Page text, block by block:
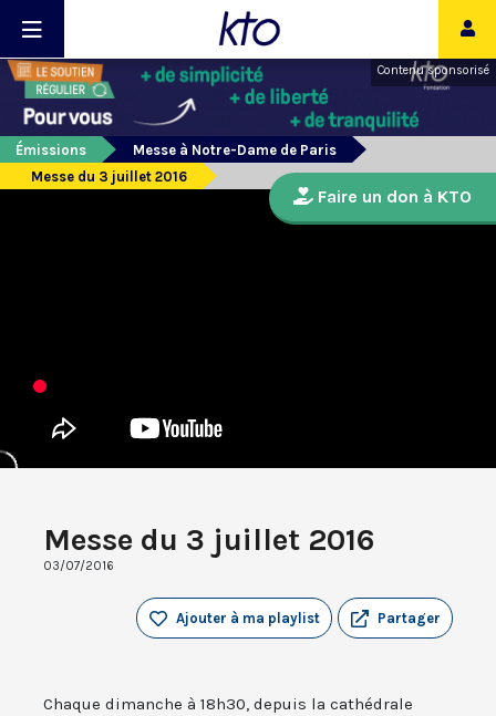
Contenu sponsorisé
Émissions
Messe à Notre-Dame de Paris
Messe du 3 juillet 2016
Messe du 3 juillet 2016
03/07/2016
Partager
Ajouter à ma playlist
Chaque dimanche à 18h30, depuis la cathédrale
Faire un don à KTO